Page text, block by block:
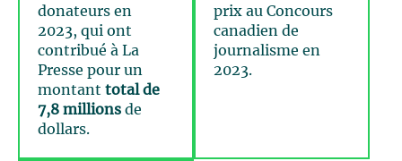
donateurs en
2023, qui ont
contribué à La
Presse pour un
montant total de
7,8 millions de
dollars.
prix au Concours
canadien de
journalisme en
2023.